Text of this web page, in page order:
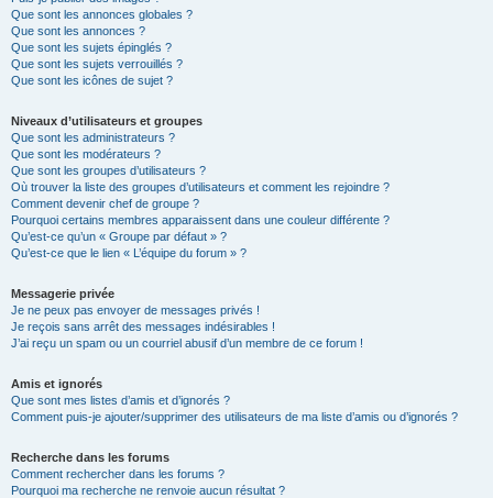
Que sont les annonces globales ?
Que sont les annonces ?
Que sont les sujets épinglés ?
Que sont les sujets verrouillés ?
Que sont les icônes de sujet ?
Niveaux d’utilisateurs et groupes
Que sont les administrateurs ?
Que sont les modérateurs ?
Que sont les groupes d’utilisateurs ?
Où trouver la liste des groupes d’utilisateurs et comment les rejoindre ?
Comment devenir chef de groupe ?
Pourquoi certains membres apparaissent dans une couleur différente ?
Qu’est-ce qu’un « Groupe par défaut » ?
Qu’est-ce que le lien « L’équipe du forum » ?
Messagerie privée
Je ne peux pas envoyer de messages privés !
Je reçois sans arrêt des messages indésirables !
J’ai reçu un spam ou un courriel abusif d’un membre de ce forum !
Amis et ignorés
Que sont mes listes d’amis et d’ignorés ?
Comment puis-je ajouter/supprimer des utilisateurs de ma liste d’amis ou d’ignorés ?
Recherche dans les forums
Comment rechercher dans les forums ?
Pourquoi ma recherche ne renvoie aucun résultat ?